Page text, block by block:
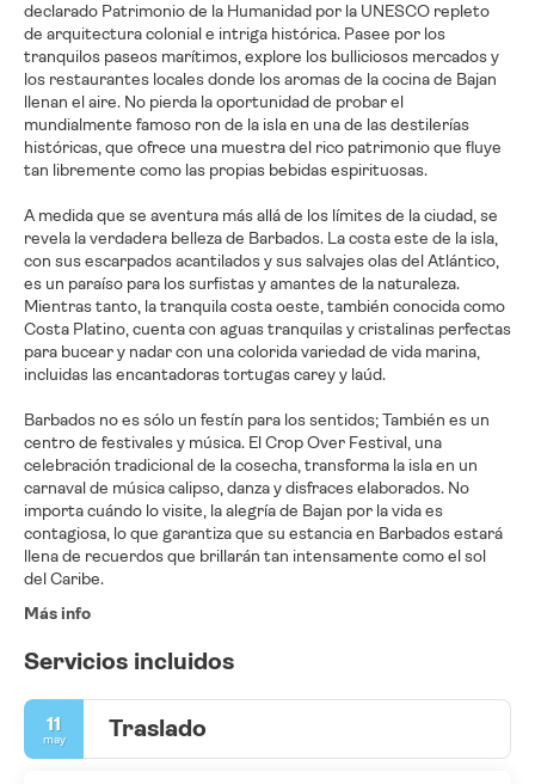
declarado Patrimonio de la Humanidad por la UNESCO repleto
de arquitectura colonial e intriga histórica. Pasee por los
tranquilos paseos marítimos, explore los bulliciosos mercados y
los restaurantes locales donde los aromas de la cocina de Bajan
llenan el aire. No pierda la oportunidad de probar el
mundialmente famoso ron de la isla en una de las destilerías
históricas, que ofrece una muestra del rico patrimonio que fluye
tan libremente como las propias bebidas espirituosas.
A medida que se aventura más allá de los límites de la ciudad, se
revela la verdadera belleza de Barbados. La costa este de la isla,
con sus escarpados acantilados y sus salvajes olas del Atlántico,
es un paraíso para los surfistas y amantes de la naturaleza.
Mientras tanto, la tranquila costa oeste, también conocida como
Costa Platino, cuenta con aguas tranquilas y cristalinas perfectas
para bucear y nadar con una colorida variedad de vida marina,
incluidas las encantadoras tortugas carey y laúd.
Barbados no es sólo un festín para los sentidos; También es un
centro de festivales y música. El Crop Over Festival, una
celebración tradicional de la cosecha, transforma la isla en un
carnaval de música calipso, danza y disfraces elaborados. No
importa cuándo lo visite, la alegría de Bajan por la vida es
contagiosa, lo que garantiza que su estancia en Barbados estará
llena de recuerdos que brillarán tan intensamente como el sol
del Caribe.
Más info
Servicios incluidos
11
may Traslado